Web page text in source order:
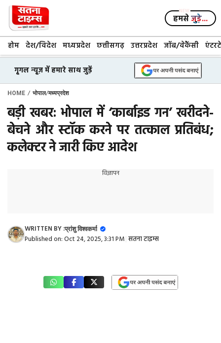
Skip
content
हमसेजुड़े...
होम देश/विदेश मध्यप्रदेश छत्तीसगढ़ उत्तरप्रदेश जॉब/वेकैंसी
गूगल न्यूज़ में हमारे साथ जुड़ें
HOME / भोपाल/मध्यप्रदेश
बड़ी खबर: भोपाल में ‘कार्बाइड गन’ खरीदने-
बेचने और स्टॉक करने पर तत्काल प्रतिबंध;
कलेक्टर ने जारी किए आदेश
विज्ञापन
WRITTEN BY :प्रांशु विश्वकर्मा
Published on:Oct 24, 2025, 3:31 PM सतना टाइम्स